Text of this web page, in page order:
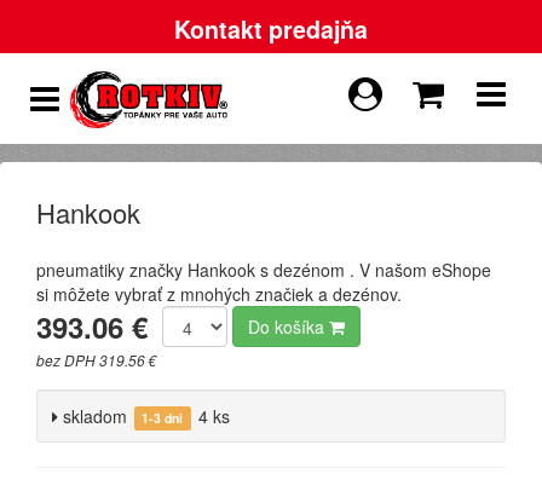
Kontakt predajňa
Hankook
pneumatiky značky Hankook s dezénom . V našom eShope
si môžete vybrať z mnohých značiek a dezénov.
393.06 €
bez DPH 319.56 €
Do košíka
skladom 1-3 dni 4 ks